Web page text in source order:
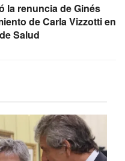
la renuncia de Ginés
de Carla Vizzotti en
Salud